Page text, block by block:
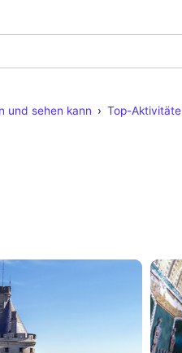
und sehen kann Top-